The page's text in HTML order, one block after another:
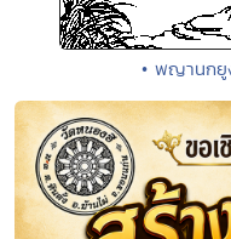
• พญานกยู